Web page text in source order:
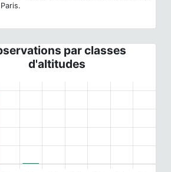
par classes
d'altitudes